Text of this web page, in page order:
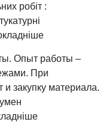
робіт :
Опыт работы –
При
и закупку материала.